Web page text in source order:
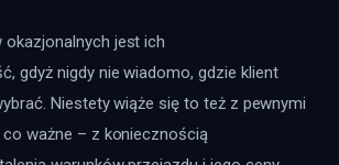
jest ich
gdyż nigdy nie wiadomo, gdzie klient
Niestety wiąże się to też z pewnymi
ważne – z koniecznością